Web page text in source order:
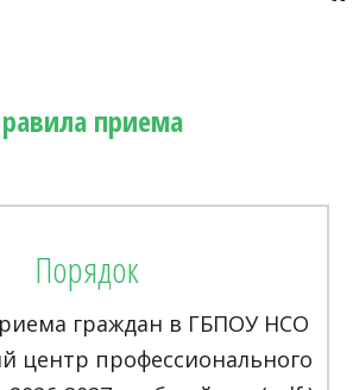
приема
Порядок
граждан в ГБПОУ НСО
центр профессионального